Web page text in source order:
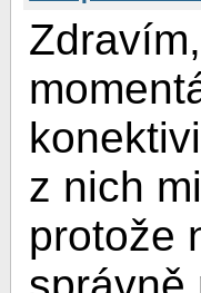
z nich
protože